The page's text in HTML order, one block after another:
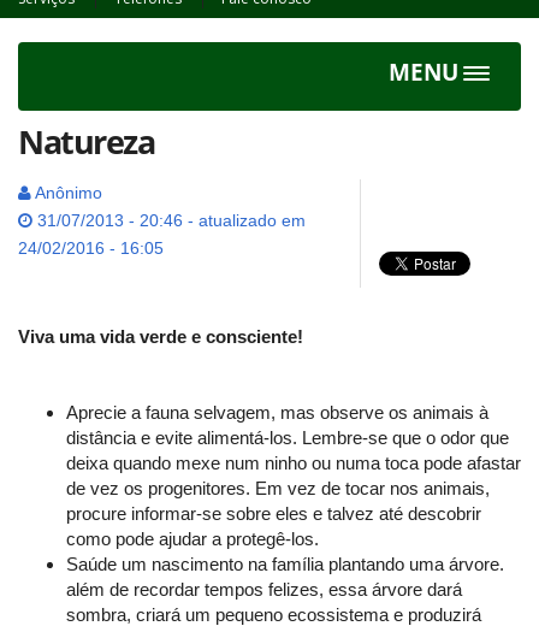
MENU
Toggle
Natureza
Anônimo
31/07/2013 - 20:46 - atualizado em
24/02/2016 - 16:05
Viva uma vida verde e consciente!
Aprecie a fauna selvagem, mas observe os animais à
distância e evite alimentá-los. Lembre-se que o odor que
deixa quando mexe num ninho ou numa toca pode afastar
de vez os progenitores. Em vez de tocar nos animais,
procure informar-se sobre eles e talvez até descobrir
como pode ajudar a protegê-los.
Saúde um nascimento na família plantando uma árvore.
além de recordar tempos felizes, essa árvore dará
sombra, criará um pequeno ecossistema e produzirá